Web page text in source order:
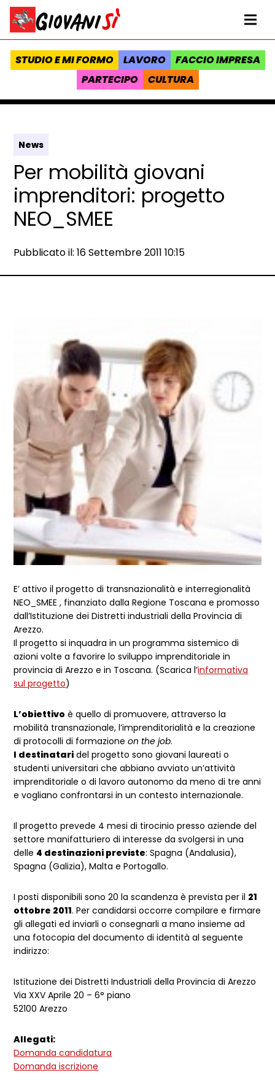
Vai al contenuto
Homepage Giovanisì - Progetto della Regione Toscana
STUDIO E MI FORMO LAVORO
FACCIO IMPRESA
PARTECIPO
CULTURA
News
Per mobilità giovani
imprenditori: progetto
NEO_SMEE
Data e ora:
Pubblicato il: 16 Settembre 2011 10:15
E’ attivo il progetto di transnazionalità e interregionalità
NEO_SMEE , finanziato dalla Regione Toscana e promosso
dall’Istituzione dei Distretti industriali della Provincia di
Arezzo.
Il progetto si inquadra in un programma sistemico di
azioni volte a favorire lo sviluppo imprenditoriale in
provincia di Arezzo e in Toscana. (Scarica l’informativa
sul progetto)
L’obiettivo è quello di promuovere, attraverso la
mobilità transnazionale, l’imprenditorialità e la creazione
di protocolli di formazioneon the job.
I destinatari del progetto sono giovani laureati o
studenti universitari che abbiano avviato un’attività
imprenditoriale o di lavoro autonomo da meno di tre anni
e vogliano confrontarsi in un contesto internazionale.
Il progetto prevede 4 mesi di tirocinio presso aziende del
settore manifatturiero di interesse da svolgersi in una
delle 4 destinazioni previste: Spagna (Andalusia),
Spagna (Galizia), Malta e Portogallo.
I posti disponibili sono 20 la scandenza è prevista per il 21
ottobre 2011. Per candidarsi occorre compilare e firmare
gli allegati ed inviarli o consegnarli a mano insieme ad
una fotocopia del documento di identità al seguente
indirizzo:
Istituzione dei Distretti Industriali della Provincia di Arezzo
Via XXV Aprile 20 – 6° piano
52100 Arezzo
Allegati:
Domanda candidatura
Domanda iscrizione